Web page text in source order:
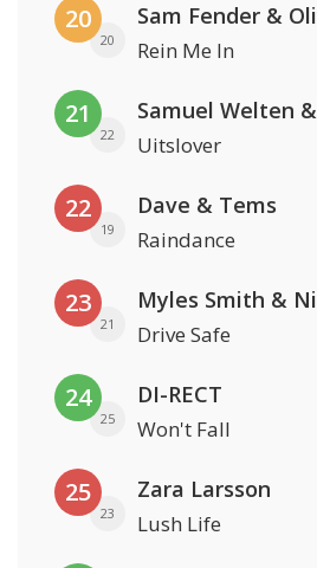
20
20
Sam Fender &
Rein Me In
21
22
Samuel Welten
Uitslover
22
19
Dave & Tems
Raindance
23
21
Myles Smith &
Drive Safe
24
25
DI-RECT
Won't Fall
25
23
Zara Larsson
Lush Life